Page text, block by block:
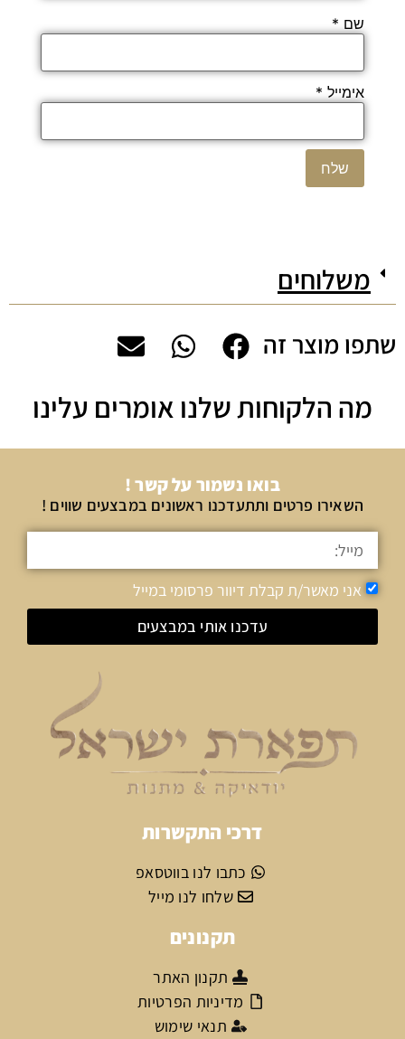
שם *
אימייל *
משלוחים
שתפו מוצר זה
מה הלקוחות שלנו אומרים עלינו
בואו נשמור על קשר !
השאירו פרטים ותתעדכנו ראשונים במבצעים שווים !
אני מאשר/ת קבלת דיוור פרסומי במייל
עדכנו אותי במבצעים
דרכי התקשרות
כתבו לנו בווטסאפ
שלחו לנו מייל
תקנונים
תקנון האתר
מדיניות הפרטיות
תנאי שימוש